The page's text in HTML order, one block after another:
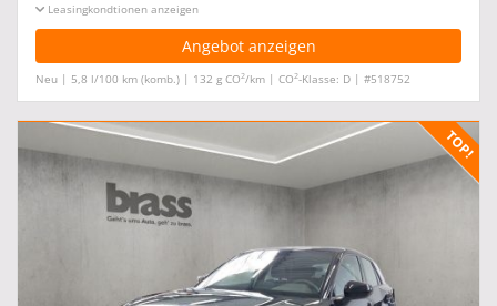
Leasingkonditionen ein-/ausblenden
Angebot anzeigen
Neu | 5,8 l/100 km (komb.) | 132 g CO2/km | CO2-Klasse: D | #518752